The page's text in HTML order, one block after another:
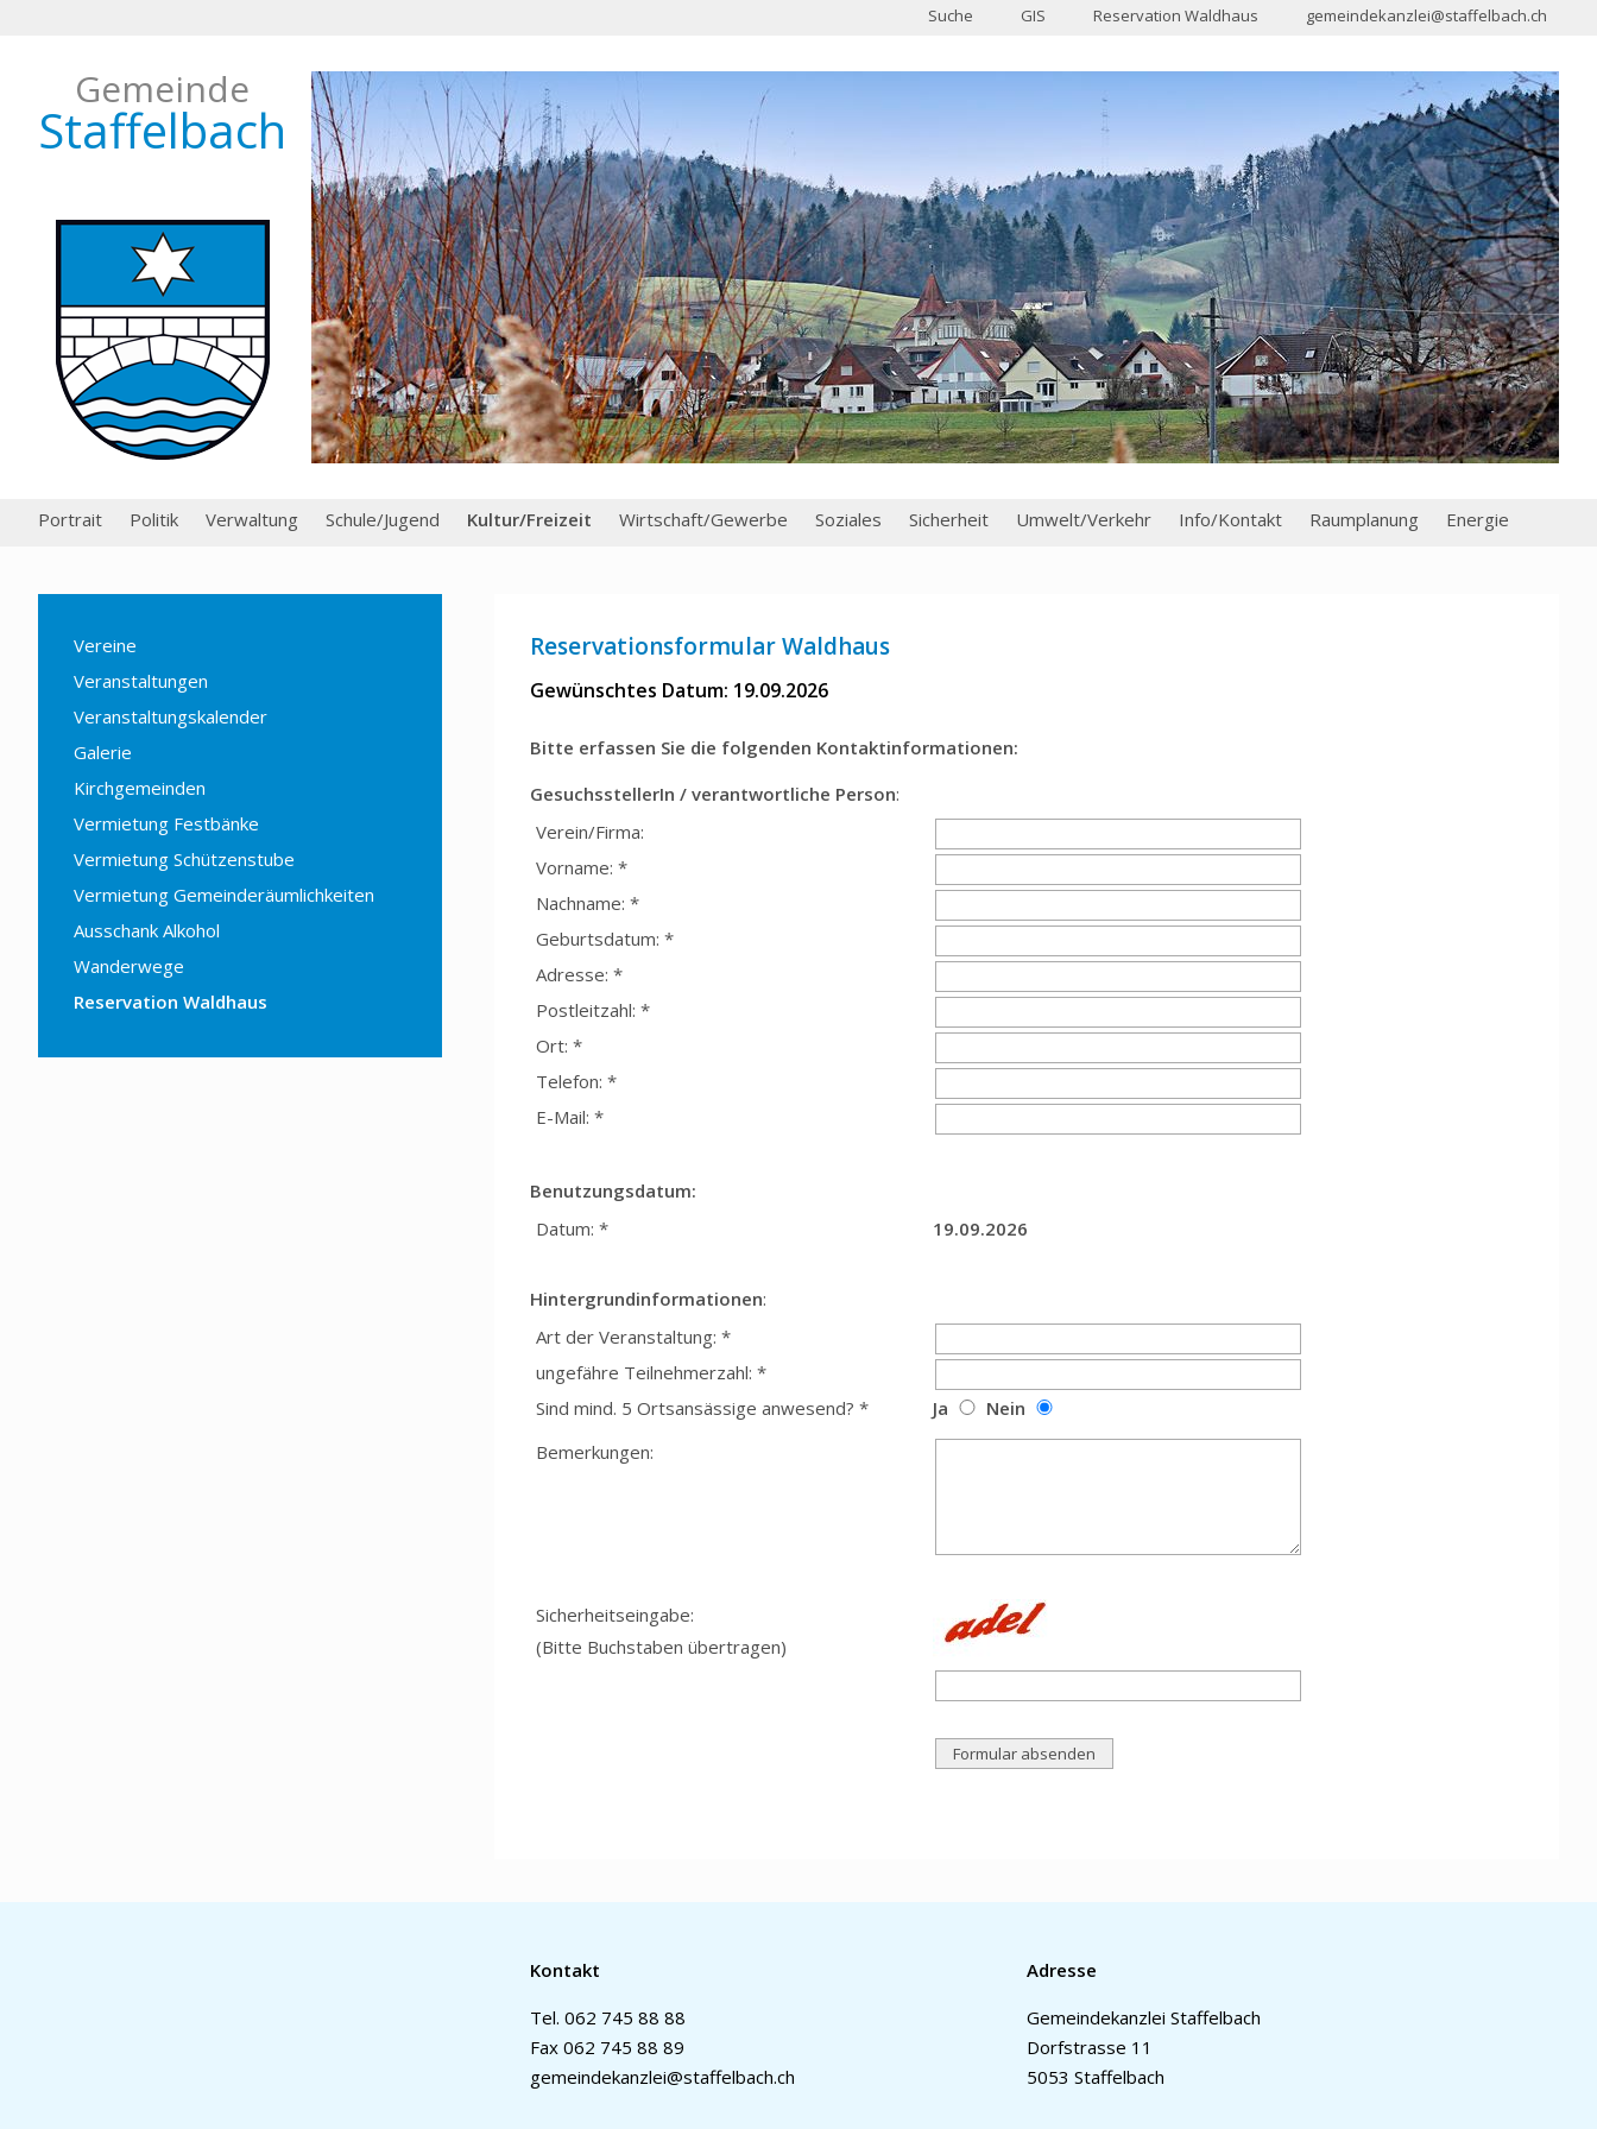
Suche GIS Reservation Waldhaus gemeindekanzlei@staffelbach.ch
Gemeinde
Staffelbach
Portrait Politik Verwaltung Schule/Jugend Kultur/Freizeit Wirtschaft/Gewerbe Soziales Sicherheit Umwelt/Verkehr Info/Kontakt Raumplanung Energie
Vereine
Veranstaltungen
Veranstaltungskalender
Galerie
Kirchgemeinden
Vermietung Festbänke
Vermietung Schützenstube
Vermietung Gemeinderäumlichkeiten
Ausschank Alkohol
Wanderwege
Reservation Waldhaus
Reservationsformular Waldhaus
Gewünschtes Datum: 19.09.2026
Bitte erfassen Sie die folgenden Kontaktinformationen:
GesuchsstellerIn / verantwortliche Person:
Verein/Firma:
Vorname: *
Nachname: *
Geburtsdatum: *
Adresse: *
Postleitzahl: *
Ort: *
Telefon: *
E-Mail: *
Benutzungsdatum:
Datum: *
19.09.2026
Hintergrundinformationen:
Art der Veranstaltung: *
ungefähre Teilnehmerzahl: *
Sind mind. 5 Ortsansässige anwesend? *
Ja
Nein
Bemerkungen:
Sicherheitseingabe:
(Bitte Buchstaben übertragen)
Kontakt
Tel. 062 745 88 88
Fax 062 745 88 89
gemeindekanzlei@staffelbach.ch
Adresse
Gemeindekanzlei Staffelbach
Dorfstrasse 11
5053 Staffelbach